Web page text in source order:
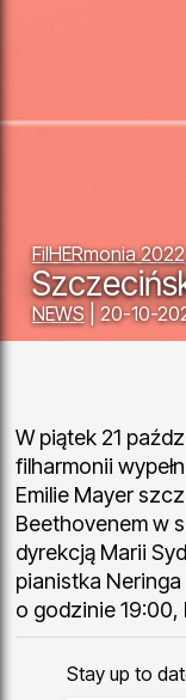
FilHERmonia 2022
NEWS | 20-10-
W piątek 21
filharmonii
Emilie Mayer
Beethovenem w
dyrekcją Marii
pianistka
o godzinie 19:00,
Stay up to